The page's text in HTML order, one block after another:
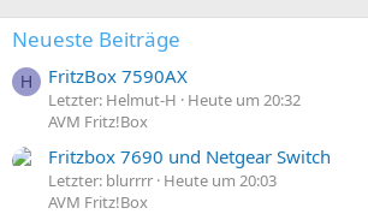
:
Neueste Beiträge
H FritzBox 7590AX
Letzter: Helmut-H
Heute um 20:32
AVM Fritz!Box
Fritzbox 7690 und Netgear Switch
Letzter: blurrrr Heute um 20:03
AVM Fritz!Box